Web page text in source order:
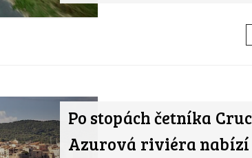
Po stopách četníka
Azurová riviéra nabízí